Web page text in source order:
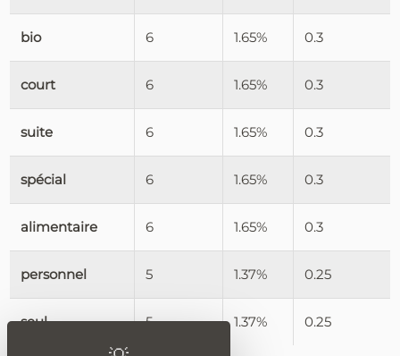
bio 6 1.65% 0.3
court 6 1.65% 0.3
suite 6 1.65% 0.3
spécial 6 1.65% 0.3
alimentaire 6 1.65% 0.3
personnel 5 1.37% 0.25
seul 5 1.37% 0.25